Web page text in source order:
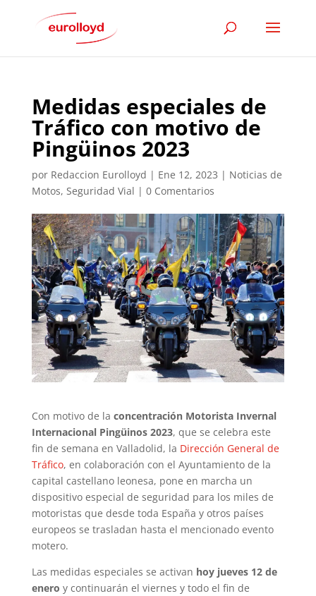
Medidas especiales de
Tráfico con motivo de
Pingüinos 2023
por Redaccion Eurolloyd | Ene 12, 2023 | Noticias de
Motos, Seguridad Vial | 0 Comentarios
Con motivo de la concentración Motorista Invernal
Internacional Pingüinos 2023, que se celebra este
fin de semana en Valladolid, la Dirección General de
Tráfico, en colaboración con el Ayuntamiento de la
capital castellano leonesa, pone en marcha un
dispositivo especial de seguridad para los miles de
motoristas que desde toda España y otros países
europeos se trasladan hasta el mencionado evento
motero.
Las medidas especiales se activan hoy jueves 12 de
enero y continuarán el viernes y todo el fin de